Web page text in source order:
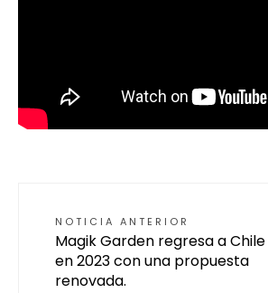
NOTICIA ANTERIOR
Magik Garden regresa a Chile
en 2023 con una propuesta
renovada.